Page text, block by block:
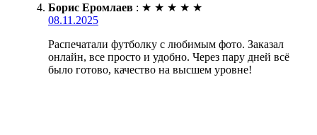
Борис Еромлаев : ★ ★ ★ ★ ★
08.11.2025
Распечатали футболку с любимым фото. Заказал
онлайн, все просто и удобно. Через пару дней всё
было готово, качество на высшем уровне!